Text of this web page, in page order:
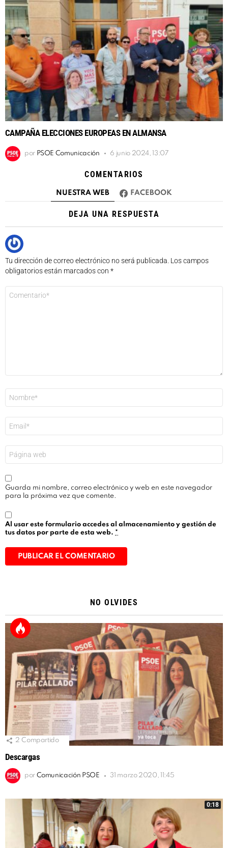
CAMPAÑA ELECCIONES EUROPEAS EN ALMANSA
por PSOE Comunicación 6 junio 2024, 13:07
COMENTARIOS
NUESTRA WEB FACEBOOK
DEJA UNA RESPUESTA
Tu dirección de correo electrónico no será publicada. Los campos
obligatorios están marcados con *
electrónico
*
Guarda mi nombre, correo electrónico y web en este navegador
para la próxima vez que comente.
Al usar este formulario accedes al almacenamiento y gestión de
tus datos por parte de esta web. *
NO OLVIDES
2 Compartido
Descargas
por Comunicación PSOE 31 marzo 2020, 11:45
0:18